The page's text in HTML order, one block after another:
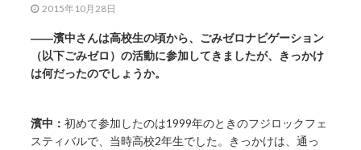
2015年10月28日
――濱中さんは高校生の頃から、ごみゼロナビゲーション
（以下ごみゼロ）の活動に参加してきましたが、きっかけ
は何だったのでしょうか。
濱中：初めて参加したのは1999年のときのフジロックフェ
スティバルで、当時高校2年生でした。きっかけは、通っ